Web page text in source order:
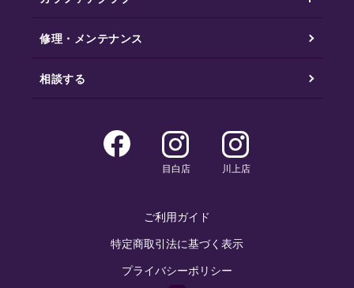
修理・メンテナンス
相談する
目白店 川上店
ご利用ガイド
特定商取引法に基づく表示
プライバシーポリシー